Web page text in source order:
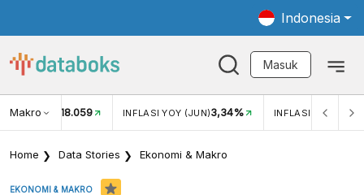
Indonesia
Masuk
Makro
USD/IDR 18.059 INFLASI YOY (JUN)3,34% INFLASI MOM
Home Data Stories Ekonomi & Makro
EKONOMI & MAKRO